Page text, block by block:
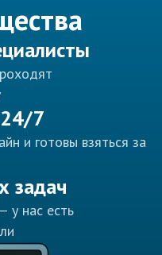
24/7
и готовы взяться за
задач
нас есть